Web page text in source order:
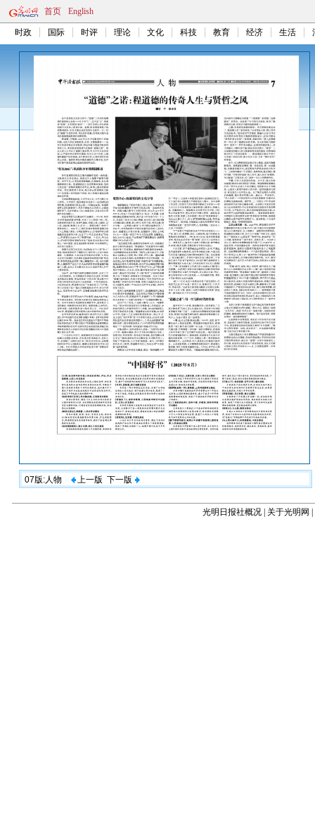
首页 English
时政 国际 时评 理论 文化 科技 教育 经济 生活
07版:人物 上一版 下一版
光明日报社概况 关于光明网